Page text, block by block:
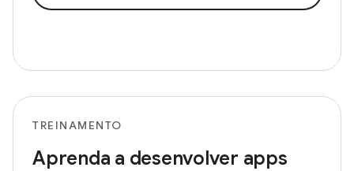
TREINAMENTO
Aprenda a desenvolver apps